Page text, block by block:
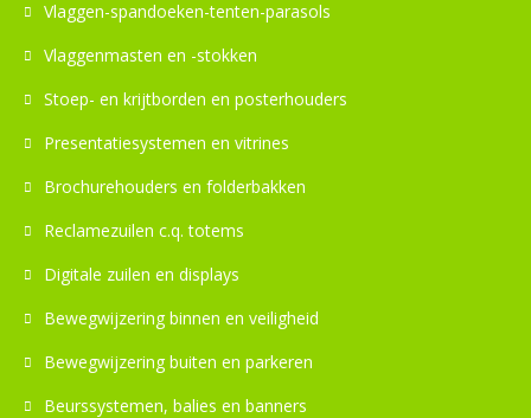
Vlaggen-spandoeken-tenten-parasols
Vlaggenmasten en -stokken
Stoep- en krijtborden en posterhouders
Presentatiesystemen en vitrines
Brochurehouders en folderbakken
Reclamezuilen c.q. totems
Digitale zuilen en displays
Bewegwijzering binnen en veiligheid
Bewegwijzering buiten en parkeren
Beurssystemen, balies en banners